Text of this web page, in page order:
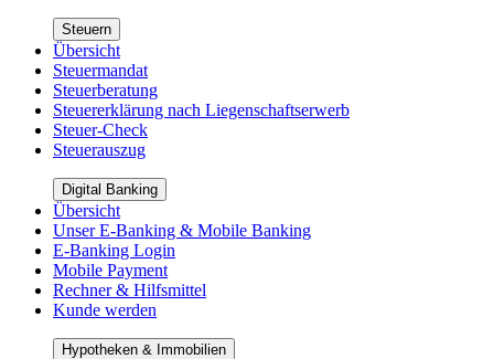
Steuern
Übersicht
Steuermandat
Steuerberatung
Steuererklärung nach Liegenschaftserwerb
Steuer-Check
Steuerauszug
Digital Banking
Übersicht
Unser E-Banking & Mobile Banking
E-Banking Login
Mobile Payment
Rechner & Hilfsmittel
Kunde werden
Hypotheken & Immobilien